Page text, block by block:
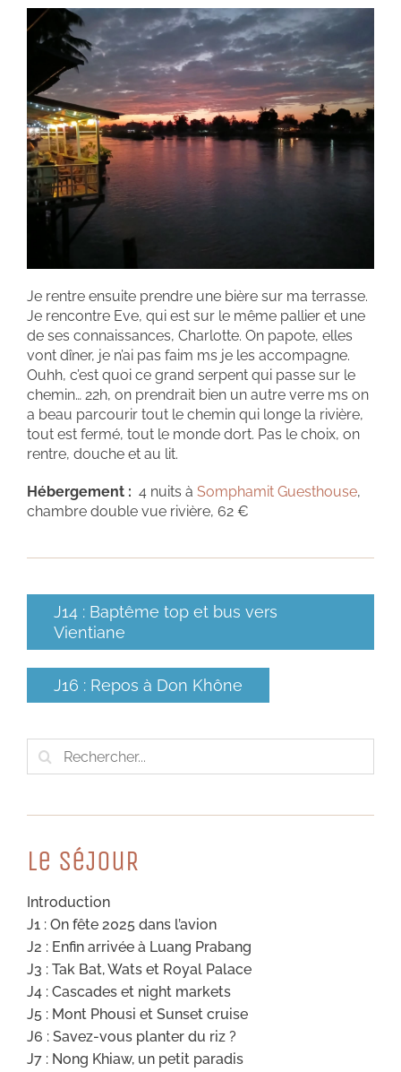
Je rentre ensuite prendre une bière sur ma terrasse.
Je rencontre Eve, qui est sur le même pallier et une
de ses connaissances, Charlotte. On papote, elles
vont dîner, je n’ai pas faim ms je les accompagne.
Ouhh, c’est quoi ce grand serpent qui passe sur le
chemin… 22h, on prendrait bien un autre verre ms on
a beau parcourir tout le chemin qui longe la rivière,
tout est fermé, tout le monde dort. Pas le choix, on
rentre, douche et au lit.
Hébergement : 4 nuits à Somphamit Guesthouse,
chambre double vue rivière, 62 €
J14 : Baptême top et bus vers
Vientiane
J16 : Repos à Don Khône
Rechercher:
Le SéJouR
Introduction
J1 : On fête 2025 dans l’avion
J2 : Enfin arrivée à Luang Prabang
J3 : Tak Bat, Wats et Royal Palace
J4 : Cascades et night markets
J5 : Mont Phousi et Sunset cruise
J6 : Savez-vous planter du riz ?
J7 : Nong Khiaw, un petit paradis